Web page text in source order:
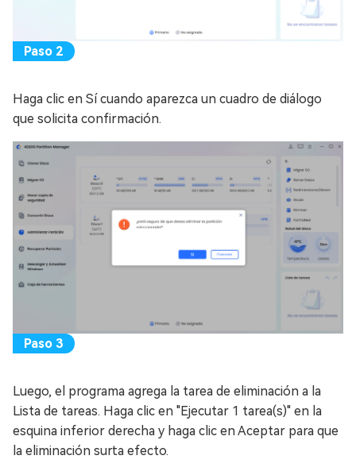
Haga clic en Sí cuando aparezca un cuadro de diálogo
que solicita confirmación.
Luego, el programa agrega la tarea de eliminación a la
Lista de tareas. Haga clic en "Ejecutar 1 tarea(s)" en la
esquina inferior derecha y haga clic en Aceptar para que
la eliminación surta efecto.